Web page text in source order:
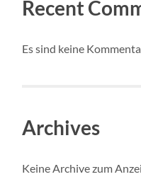
Recent
Es sind keine
Archives
Keine Archive zum